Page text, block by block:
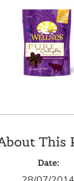
This
Date: